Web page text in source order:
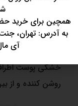
پچ زیر چشم ورقه
رفع چین و
خشکی پوست
روشن کننده و از
همچین برای خرید
آی مال ،